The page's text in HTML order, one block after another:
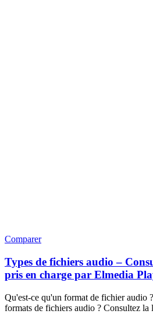
Comparer
Types de fichiers audio –
pris en charge par Elmedia
Qu'est-ce qu'un format de fichier audio
formats de fichiers audio ? Consultez